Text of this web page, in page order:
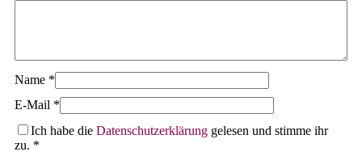
Name *
E-Mail *
Ich habe die Datenschutzerklärung gelesen und stimme ihr
zu. *